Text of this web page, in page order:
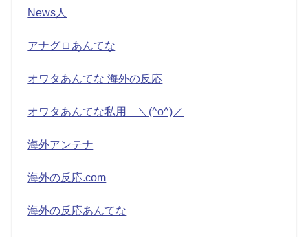
News人
アナグロあんてな
オワタあんてな 海外の反応
オワタあんてな私用 ＼(^o^)／
海外アンテナ
海外の反応.com
海外の反応あんてな